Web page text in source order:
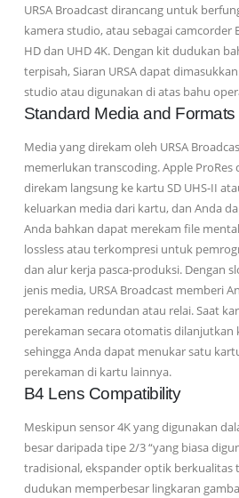
URSA Broadcast dirancang untuk
kamera studio, atau sebagai camcorder
HD dan UHD 4K. Dengan kit dudukan
terpisah, Siaran URSA dapat
studio atau digunakan di atas bahu
Standard Media and Formats
Media yang direkam oleh URSA
memerlukan transcoding. Apple ProRes
direkam langsung ke kartu SD UHS-II
keluarkan media dari kartu, dan Anda
Anda bahkan dapat merekam file
lossless atau terkompresi untuk
dan alur kerja pasca-produksi. Dengan
jenis media, URSA Broadcast memberi
perekaman redundan atau relai. Saat
perekaman secara otomatis
sehingga Anda dapat menukar satu
perekaman di kartu lainnya.
B4 Lens Compatibility
Meskipun sensor 4K yang digunakan
besar daripada tipe 2/3 “yang biasa
tradisional, ekspander optik berkualitas
dudukan memperbesar lingkaran